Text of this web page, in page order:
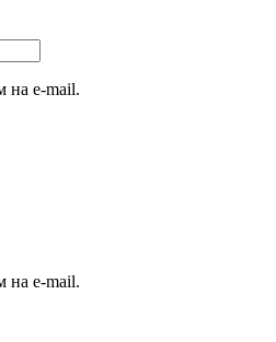
на e-mail.
на e-mail.